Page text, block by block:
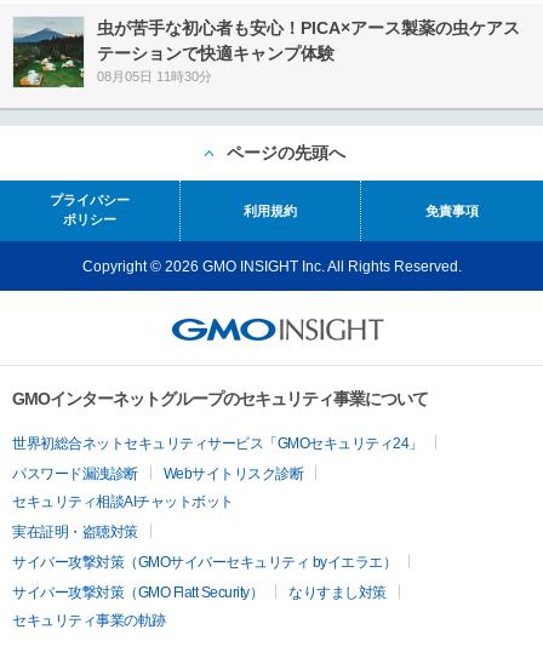
虫が苦手な初心者も安心！PICA×アース製薬の虫ケアス
テーションで快適キャンプ体験
08月05日 11時30分
ページの先頭へ
プライバシー
ポリシー
利用規約 免責事項
Copyright © 2026 GMO INSIGHT Inc. All Rights Reserved.
GMOインターネットグループのセキュリティ事業について
世界初総合ネットセキュリティサービス「GMOセキュリティ24」
パスワード漏洩診断
Webサイトリスク診断
セキュリティ相談AIチャットボット
実在証明・盗聴対策
サイバー攻撃対策（GMOサイバーセキュリティ byイエラエ）
サイバー攻撃対策（GMO Flatt Security）
なりすまし対策
セキュリティ事業の軌跡